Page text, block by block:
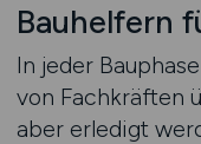
Bauhelfern
In jeder
von Fachkräften
aber erledigt